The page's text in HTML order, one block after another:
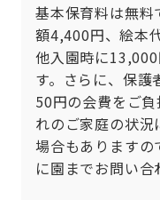
基本保育料は無料
額4,400円、絵本
他入園時に
す。さらに、保護
50円の会費をご
れのご家庭の状
場合もありますの
に園までお問い合